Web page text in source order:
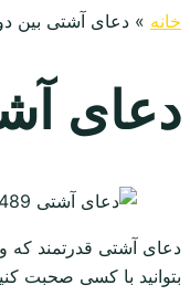
خانه » دعای آشتی بین دونفر
دعای
دعای آشتی قدرتمند که
بتوانید با کسی صحبت